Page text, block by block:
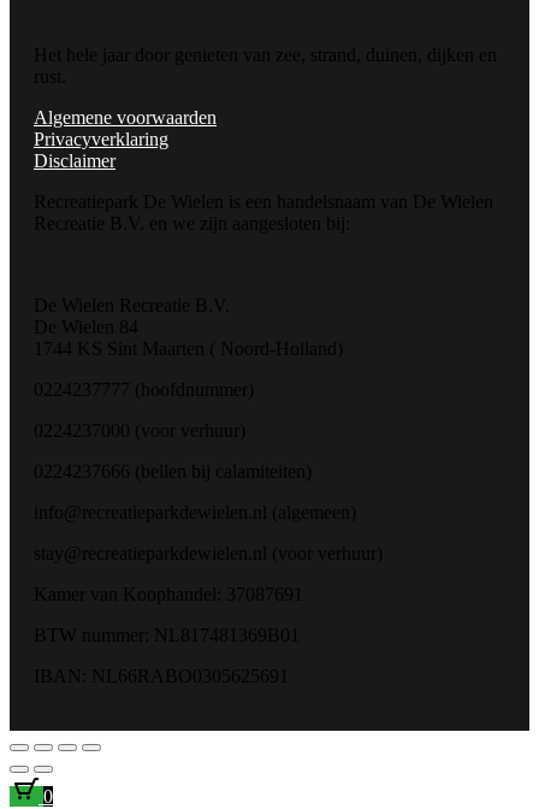
Het hele jaar door genieten van zee, strand, duinen, dijken en
rust.
Algemene voorwaarden
Privacyverklaring
Disclaimer
Recreatiepark De Wielen is een handelsnaam van De Wielen
Recreatie B.V. en we zijn aangesloten bij:
De Wielen Recreatie B.V.
De Wielen 84
1744 KS Sint Maarten ( Noord-Holland)
0224237777 (hoofdnummer)
0224237000 (voor verhuur)
0224237666 (bellen bij calamiteiten)
info@recreatieparkdewielen.nl (algemeen)
stay@recreatieparkdewielen.nl (voor verhuur)
Kamer van Koophandel: 37087691
BTW nummer: NL817481369B01
IBAN: NL66RABO0305625691
0